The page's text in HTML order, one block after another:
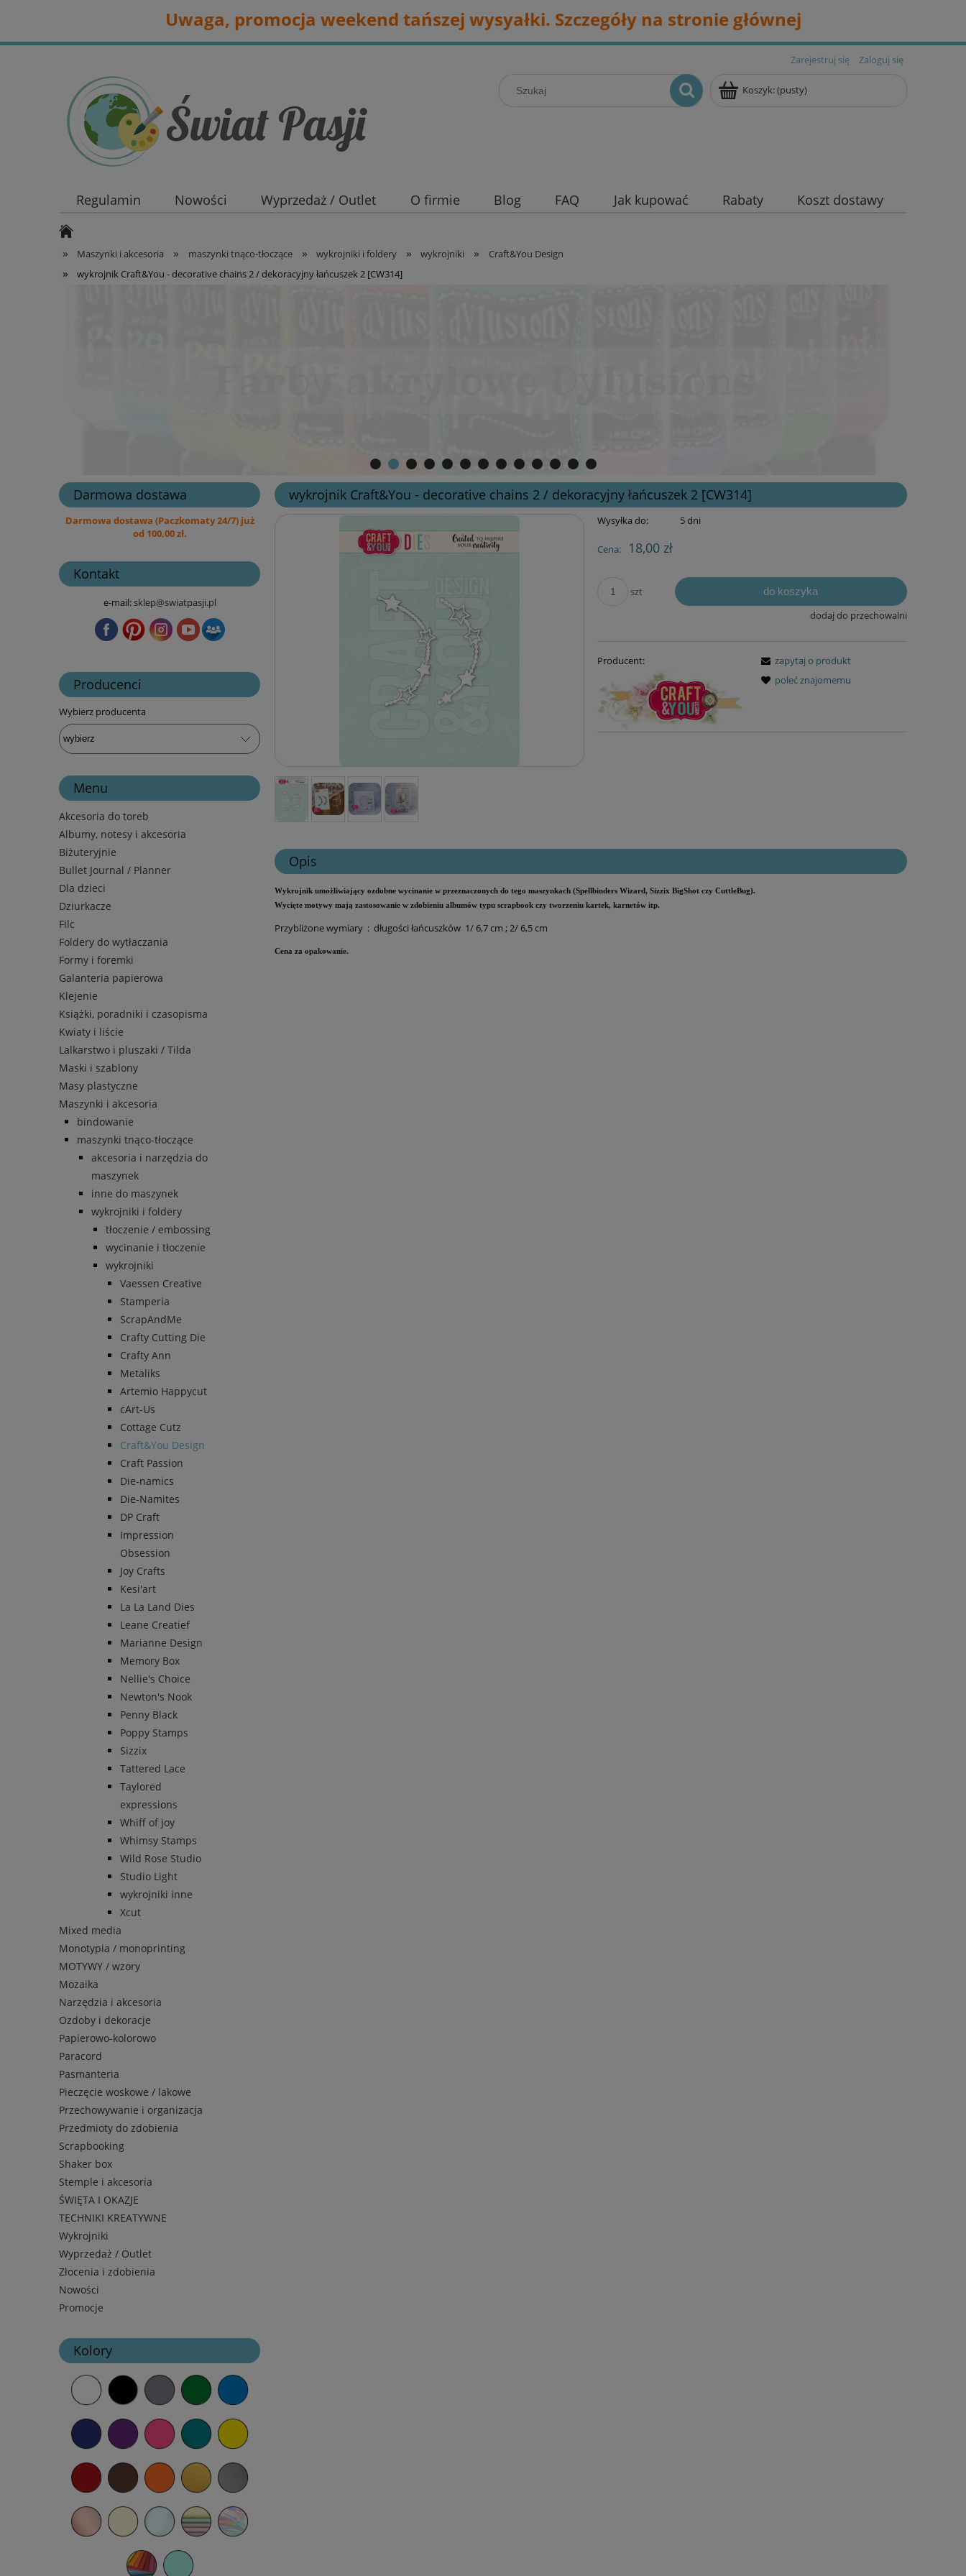
Uwaga, promocja weekend tańszej wysyałki. Szczegóły na stronie głównej
Zarejestruj się Zaloguj się
Koszyk:(pusty)
Regulamin Nowości Wyprzedaż / Outlet O firmie Blog FAQ Jak kupować Rabaty Koszt dostawy
» Maszynki i akcesoria » maszynki tnąco-tłoczące » wykrojniki i foldery » wykrojniki » Craft&You Design
» wykrojnik Craft&You - decorative chains 2 / dekoracyjny łańcuszek 2 [CW314]
Darmowa dostawa
Darmowa dostawa (Paczkomaty 24/7) już
od 100,00 zł.
Kontakt
e-mail:sklep@swiatpasji.pl
Producenci
Wybierz producenta
Menu
Akcesoria do toreb
Albumy, notesy i akcesoria
Biżuteryjnie
Bullet Journal / Planner
Dla dzieci
Dziurkacze
Filc
Foldery do wytłaczania
Formy i foremki
Galanteria papierowa
Klejenie
Książki, poradniki i czasopisma
Kwiaty i liście
Lalkarstwo i pluszaki / Tilda
Maski i szablony
Masy plastyczne
Maszynki i akcesoria
bindowanie
maszynki tnąco-tłoczące
akcesoria i narzędzia do
maszynek
inne do maszynek
wykrojniki i foldery
tłoczenie / embossing
wycinanie i tłoczenie
wykrojniki
Vaessen Creative
Stamperia
ScrapAndMe
Crafty Cutting Die
Crafty Ann
Metaliks
Artemio Happycut
cArt-Us
Cottage Cutz
Craft&You Design
Craft Passion
Die-namics
Die-Namites
DP Craft
Impression
Obsession
Joy Crafts
Kesi'art
La La Land Dies
Leane Creatief
Marianne Design
Memory Box
Nellie's Choice
Newton's Nook
Penny Black
Poppy Stamps
Sizzix
Tattered Lace
Taylored
expressions
Whiff of joy
Whimsy Stamps
Wild Rose Studio
Studio Light
wykrojniki inne
Xcut
Mixed media
Monotypia / monoprinting
MOTYWY / wzory
Mozaika
Narzędzia i akcesoria
Ozdoby i dekoracje
Papierowo-kolorowo
Paracord
Pasmanteria
Pieczęcie woskowe / lakowe
Przechowywanie i organizacja
Przedmioty do zdobienia
Scrapbooking
Shaker box
Stemple i akcesoria
ŚWIĘTA I OKAZJE
TECHNIKI KREATYWNE
Wykrojniki
Wyprzedaż / Outlet
Złocenia i zdobienia
Nowości
Promocje
Kolory
wykrojnik Craft&You - decorative chains 2 / dekoracyjny łańcuszek 2 [CW314]
Wysyłka do: 5 dni
Cena: 18,00 zł
szt do koszyka
dodaj do przechowalni
Producent:
zapytaj o produkt
poleć znajomemu
Opis
Wykrojnik umożliwiający ozdobne wycinanie w przeznaczonych do tego maszynkach (Spellbinders Wizard, Sizzix BigShot czy CuttleBug).
Wycięte motywy mają zastosowanie w zdobieniu albumów typu scrapbook czy tworzeniu kartek, karnetów itp.
Przybliżone wymiary : długości łańcuszków 1/ 6,7 cm ; 2/ 6,5 cm
Cena za opakowanie.